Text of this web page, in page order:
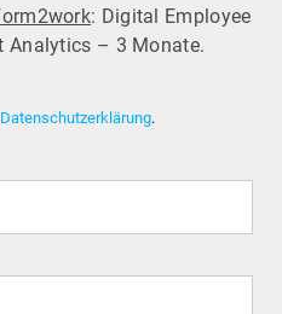
: Digital Employee
Analytics – 3 Monate.
Datenschutzerklärung.